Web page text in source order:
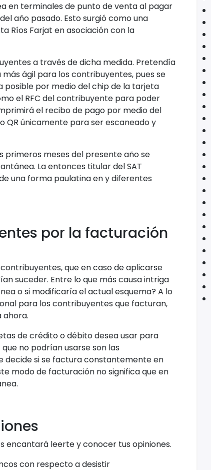
en terminales de punto de venta al pagar
año pasado. Esto surgió como una
Ríos Farjat en asociación con la
a través de dicha medida. Pretendía
ágil para los contribuyentes, pues se
por medio del chip de la tarjeta
el RFC del contribuyente para poder
el recibo de pago por medio del
QR únicamente para ser escaneado y
primeros meses del presente año se
La entonces titular del SAT
una forma paulatina en y diferentes
por la facturación
que en caso de aplicarse
suceder. Entre lo que más causa intriga
o si modificaría el actual esquema? A lo
para los contribuyentes que facturan,
ahora.
de crédito o débito desea usar para
no podrían usarse son las
si se factura constantemente en
modo de facturación no significa que en
encantará leerte y conocer tus opiniones.
con respecto a desistir